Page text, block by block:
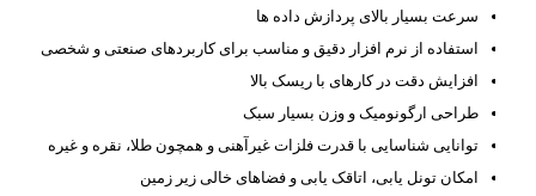
سرعت بسیار بالای پردازش داده ها
استفاده از نرم افزار دقیق و مناسب برای کاربردهای صنعتی و شخصی
افزایش دقت در کارهای با ریسک بالا
طراحی ارگونومیک و وزن بسیار سبک
توانایی شناسایی با قدرت فلزات غیرآهنی و همچون طلا، نقره و غیره
امکان تونل یابی، اتاقک یابی و فضاهای خالی زیر زمین